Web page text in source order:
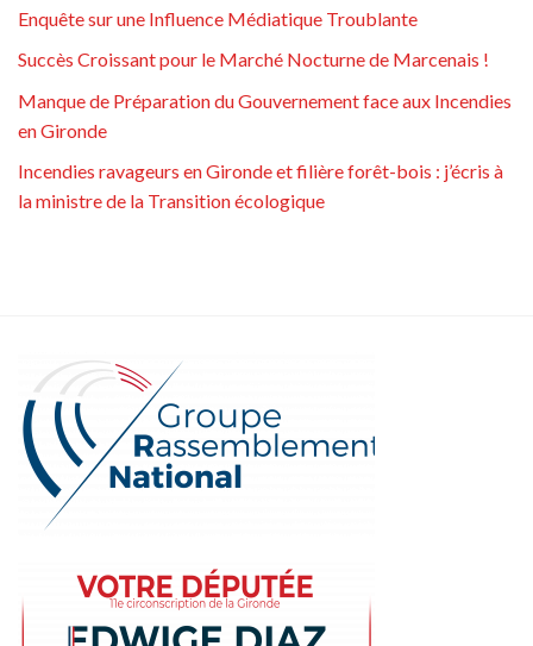
Enquête sur une Influence Médiatique Troublante
Succès Croissant pour le Marché Nocturne de Marcenais !
Manque de Préparation du Gouvernement face aux Incendies
en Gironde
Incendies ravageurs en Gironde et filière forêt-bois : j’écris à
la ministre de la Transition écologique